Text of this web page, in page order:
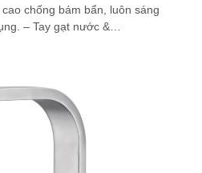
chống bám bẩn, luôn sáng
– Tay gạt nước &…